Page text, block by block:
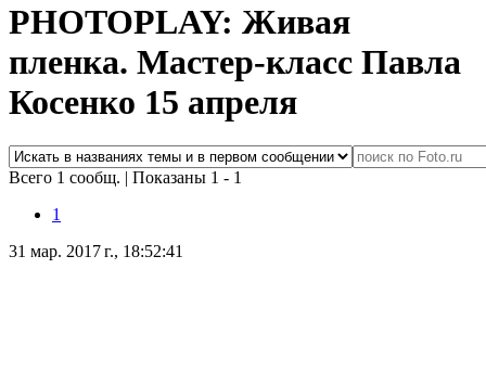
PHOTOPLAY: Живая
пленка. Мастер-класс Павла
Косенко 15 апреля
Всего 1 сообщ. | Показаны 1 - 1
1
31 мар. 2017 г., 18:52:41